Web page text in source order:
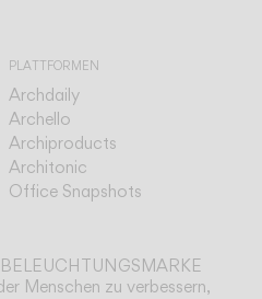
PLATTFORMEN
Archdaily
Archello
Archiproducts
Architonic
Office Snapshots
Menschen zu verbessern,